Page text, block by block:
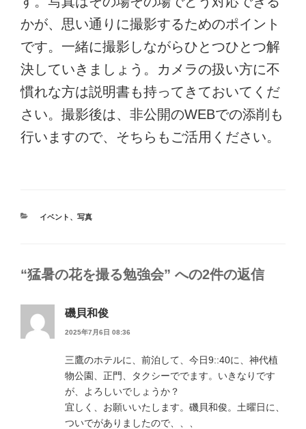
かが、思い通りに撮影するためのポイント
です。一緒に撮影しながらひとつひとつ解
決していきましょう。カメラの扱い方に不
慣れな方は説明書も持ってきておいてくだ
さい。撮影後は、非公開のWEBでの添削も
行いますので、そちらもご活用ください。
カ
ー
イベント 、 写真
“猛暑の花を撮る勉強会” への2件の返信
磯貝和俊
2025年7月6日 08:36
三鷹のホテルに、前泊して、今日9::40に、神代植
物公園、正門、タクシーででます。いきなりです
が、よろしいでしょうか？
宜しく、お願いいたします。磯貝和俊。土曜日に、
ついでがありましたので、、、